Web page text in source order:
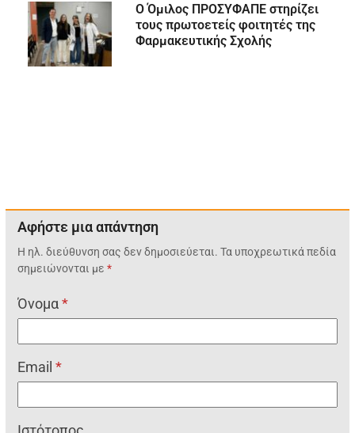
Ο Όμιλος ΠΡΟΣΥΦΑΠΕ στηρίζει
τους πρωτοετείς φοιτητές της
Φαρμακευτικής Σχολής
Αφήστε μια απάντηση
Η ηλ. διεύθυνση σας δεν δημοσιεύεται. Τα υποχρεωτικά πεδία
σημειώνονται με*
Όνομα*
Email*